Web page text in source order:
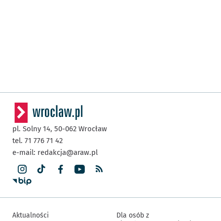
pl. Solny 14, 50-062 Wrocław
tel. 71 776 71 42
e-mail: redakcja@araw.pl
Aktualności
Dla osób z